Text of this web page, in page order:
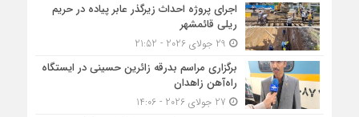
اجرای پروژه احداث زیرگذر عابر پیاده در حریم
ریلی قائمشهر
برگزاری مراسم بدرقه زائرین حسینی در ایستگاه
راه‌آهن زاهدان